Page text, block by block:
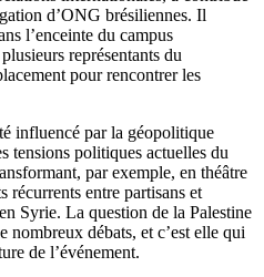
d’ONG brésiliennes. Il
l’enceinte du campus
représentants du
pour rencontrer les
influencé par la géopolitique
tensions politiques actuelles du
par exemple, en théâtre
récurrents entre partisans et
Syrie. La question de la Palestine
nombreux débats, et c’est elle qui
de l’événement.